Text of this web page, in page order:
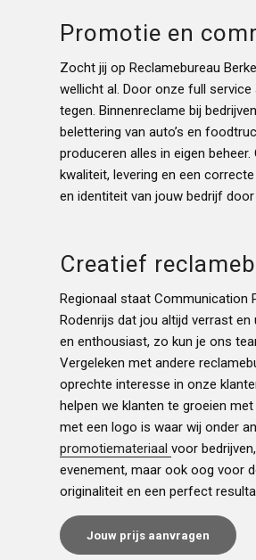
Promotie en
Zocht jij op Reclamebureau
wellicht al. Door onze full
tegen. Binnenreclame bij
belettering van auto’s en
produceren alles in eigen
kwaliteit, levering en een
en identiteit van jouw bedrijf
Creatief
Regionaal staat Communication
Rodenrijs dat jou altijd verrast
en enthousiast, zo kun je ons
Vergeleken met andere
oprechte interesse in onze
helpen we klanten te groeien
met een logo is waar wij onder
promotiemateriaal voor
evenement, maar ook oog voor
originaliteit en een perfect
Jouw prijs aanvragen